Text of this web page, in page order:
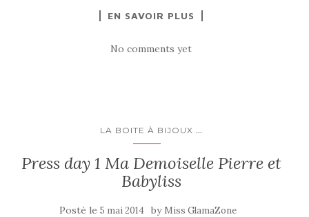
EN SAVOIR PLUS
No comments yet
LA BOITE À BIJOUX ...
Press day 1 Ma Demoiselle Pierre et
Babyliss
Posté le 5 mai 2014 by Miss GlamaZone